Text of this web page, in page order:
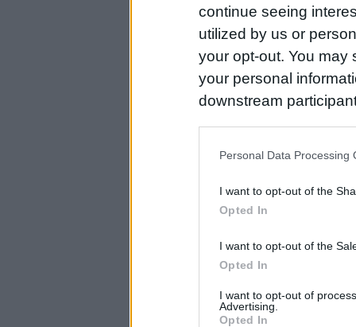
continue seeing
utilized by us or
your opt-out. You may
your personal
downstream
us to third parties on
Personal Data Processing
I want to opt-out of the
Opted In
I want to opt-out of the
Opted In
I want to opt-out of
Advertising.
Opted In